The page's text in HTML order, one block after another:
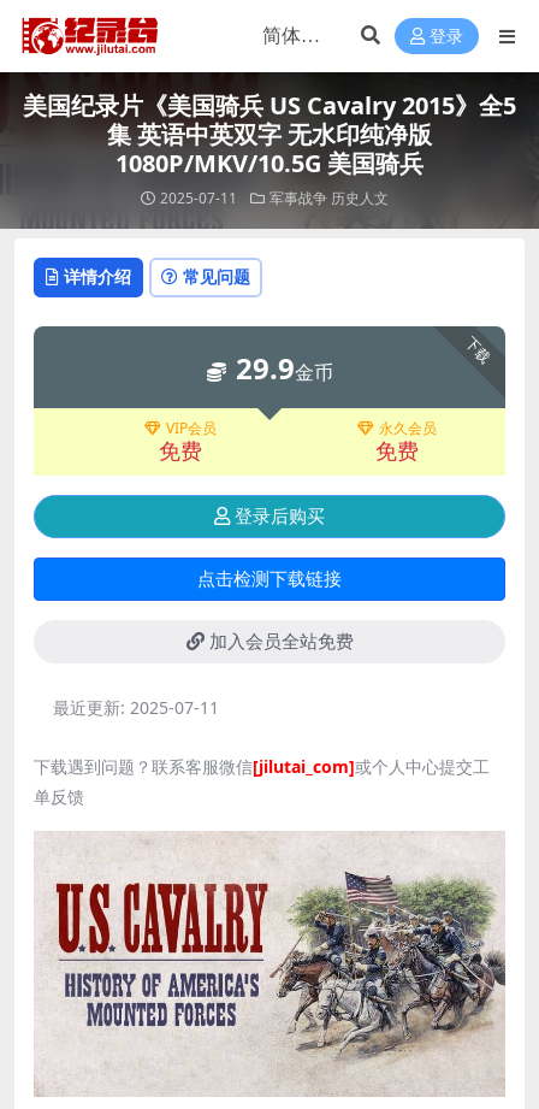
登录
美国纪录片《美国骑兵 US Cavalry 2015》全5
集 英语中英双字 无水印纯净版
1080P/MKV/10.5G 美国骑兵
2025-07-11 军事战争 历史人文
详情介绍 常见问题
下载
29.9金币
VIP会员
免费
永久会员
免费
登录后购买
点击检测下载链接
加入会员全站免费
最近更新: 2025-07-11
下载遇到问题？联系客服微信[jilutai_com]或个人中心提交工
单反馈